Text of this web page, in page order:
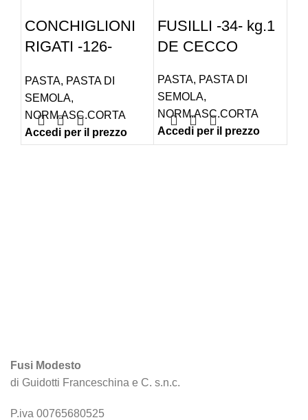
CONCHIGLIONI
RIGATI -126-
CECCO
PASTA, PASTA DI
SEMOLA,
NORM.ASC.CORTA
Accedi per il prezzo
FUSILLI -34- kg.1
DE CECCO
PASTA, PASTA DI
SEMOLA,
NORM.ASC.CORTA
Accedi per il prezzo
Fusi Modesto
di Guidotti Franceschina e C. s.n.c.
P.iva 00765680525